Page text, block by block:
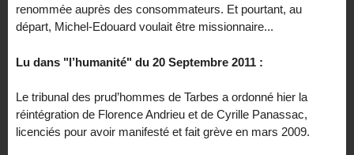
renommée auprès des consommateurs. Et pourtant, au
départ, Michel-Edouard voulait être missionnaire...
Lu dans "l’humanité" du 20 Septembre 2011 :
Le tribunal des prud’hommes de Tarbes a ordonné hier la
réintégration de Florence Andrieu et de Cyrille Panassac,
licenciés pour avoir manifesté et fait grève en mars 2009.